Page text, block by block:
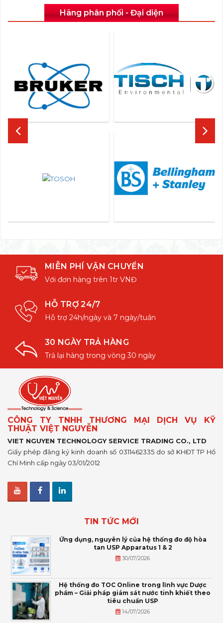
Hãng phân phối - Đại diện
MIỄN PHÍ VẬN CHUYỂN
Với đơn hàng trên 1tr VNĐ
HỖ TRỢ 24/7
Hỗ trợ 24h/ngày và 7 ngày/tuần
30 NGÀY TRẢ HÀNG
Trả lại hàng trong vòng 30 ngày
CÔNG TY TNHH THƯƠNG MẠI DỊCH VỤ KỸ
THUẬT VIỆT NGUYỄN
VIET NGUYEN TECHNOLOGY SERVICE TRADING CO., LTD
Giấy phép đăng ký kinh doanh số 0311462335 do sở KHĐT TP Hồ
Chí Minh cấp ngày 03/01/2012
TIN TỨC MỚI
Ứng dụng, nguyên lý của hệ thống đo độ hòa
tan USP Apparatus 1 & 2
30/07/2026
Hệ thống đo TOC Online trong lĩnh vực Dược
phẩm – Giải pháp giám sát nước tinh khiết theo
tiêu chuẩn USP
14/07/2026